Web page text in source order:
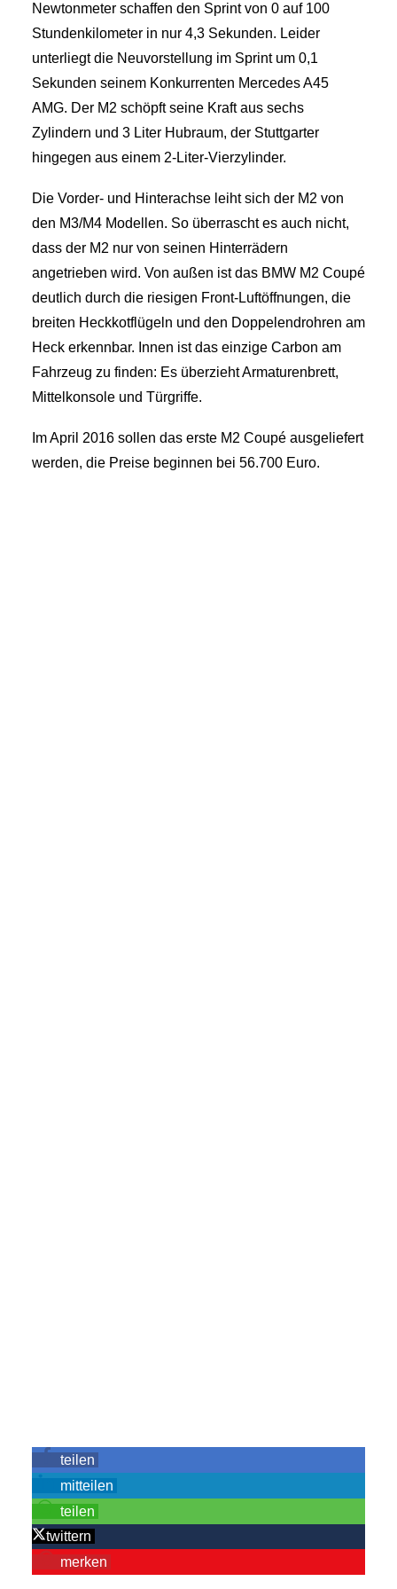
Newtonmeter schaffen den Sprint von 0 auf 100
Stundenkilometer in nur 4,3 Sekunden. Leider
unterliegt die Neuvorstellung im Sprint um 0,1
Sekunden seinem Konkurrenten Mercedes A45
AMG. Der M2 schöpft seine Kraft aus sechs
Zylindern und 3 Liter Hubraum, der Stuttgarter
hingegen aus einem 2-Liter-Vierzylinder.
Die Vorder- und Hinterachse leiht sich der M2 von
den M3/M4 Modellen. So überrascht es auch nicht,
dass der M2 nur von seinen Hinterrädern
angetrieben wird. Von außen ist das BMW M2 Coupé
deutlich durch die riesigen Front-Luftöffnungen, die
breiten Heckkotflügeln und den Doppelendrohren am
Heck erkennbar. Innen ist das einzige Carbon am
Fahrzeug zu finden: Es überzieht Armaturenbrett,
Mittelkonsole und Türgriffe.
Im April 2016 sollen das erste M2 Coupé ausgeliefert
werden, die Preise beginnen bei 56.700 Euro.
teilen
mitteilen
teilen
twittern
merken